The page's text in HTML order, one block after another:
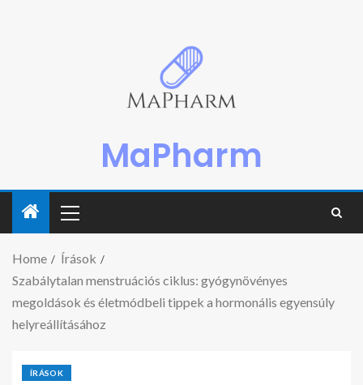
MaPharm
Home
Írások
Szabálytalan menstruációs ciklus: gyógynövényes
megoldások és életmódbeli tippek a hormonális egyensúly
helyreállításához
ÍRÁSOK